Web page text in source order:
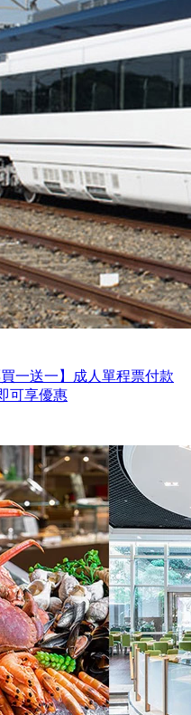
一送一】成人單程票付款
可享優惠